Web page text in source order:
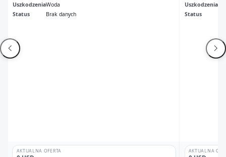
UszkodzeniaWoda
Status
Brak danych
AKTUALNA OFERTA
Uszkodzenia
Status
AKTUALNA